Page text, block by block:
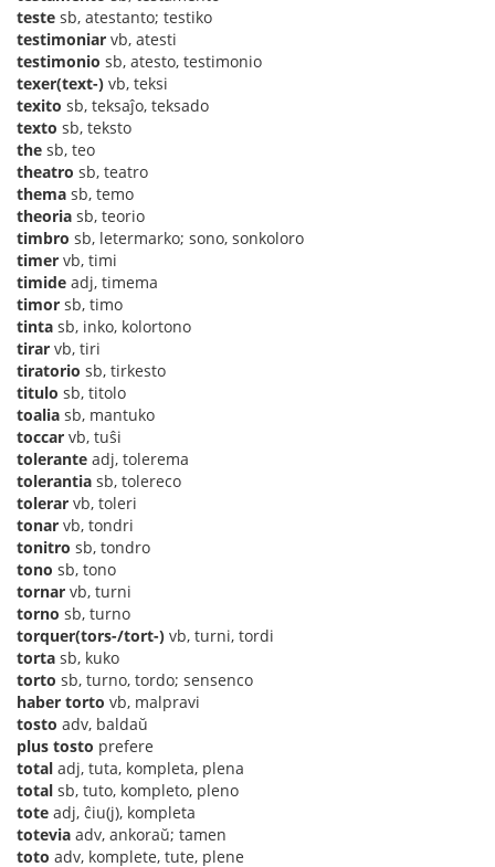
teste sb, atestanto; testiko
testimoniar vb, atesti
testimonio sb, atesto, testimonio
texer(text-) vb, teksi
texito sb, teksaĵo, teksado
texto sb, teksto
the sb, teo
theatro sb, teatro
thema sb, temo
theoria sb, teorio
timbro sb, letermarko; sono, sonkoloro
timer vb, timi
timide adj, timema
timor sb, timo
tinta sb, inko, kolortono
tirar vb, tiri
tiratorio sb, tirkesto
titulo sb, titolo
toalia sb, mantuko
toccar vb, tuŝi
tolerante adj, tolerema
tolerantia sb, tolereco
tolerar vb, toleri
tonar vb, tondri
tonitro sb, tondro
tono sb, tono
tornar vb, turni
torno sb, turno
torquer(tors-/tort-) vb, turni, tordi
torta sb, kuko
torto sb, turno, tordo; sensenco
haber torto vb, malpravi
tosto adv, baldaŭ
plus tosto prefere
total adj, tuta, kompleta, plena
total sb, tuto, kompleto, pleno
tote adj, ĉiu(j), kompleta
totevia adv, ankoraŭ; tamen
toto adv, komplete, tute, plene